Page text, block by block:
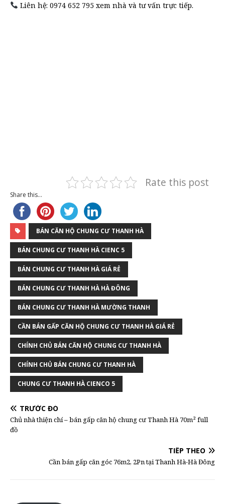
Liên hệ: 0974 652 795 xem nhà và tư vấn trực tiếp.
Rate this post
Share this...
BÁN CĂN HỘ CHUNG CƯ THANH HÀ
BÁN CHUNG CƯ THANH HÀ CIENC 5
BÁN CHUNG CƯ THANH HÀ GIÁ RẺ
BÁN CHUNG CƯ THANH HÀ HÀ ĐÔNG
BÁN CHUNG CƯ THANH HÀ MƯỜNG THANH
CẦN BÁN GẤP CĂN HỘ CHUNG CƯ THANH HÀ GIÁ RẺ
CHÍNH CHỦ BÁN CĂN HỘ CHUNG CƯ THANH HÀ
CHÍNH CHỦ BÁN CHUNG CƯ THANH HÀ
CHUNG CƯ THANH HÀ CIENCO 5
TRƯỚC ĐÓ
Chủ nhà thiện chí – bán gấp căn hộ chung cư Thanh Hà 70m² full
đồ
TIẾP THEO
Cần bán gấp căn góc 76m2, 2Pn tại Thanh Hà-Hà Đông